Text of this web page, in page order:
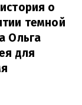
о
темной
Ольга
для